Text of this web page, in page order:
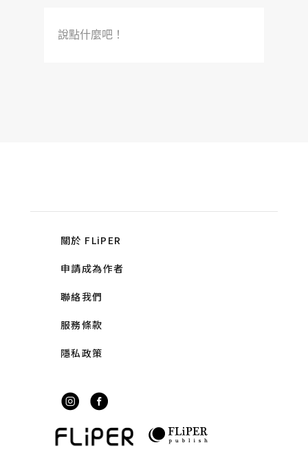
說點什麼吧！
關於 FLiPER
申請成為作者
聯絡我們
服務條款
隱私政策